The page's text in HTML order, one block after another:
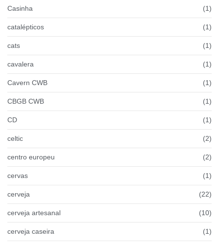
Casinha (1)
catalépticos (1)
cats (1)
cavalera (1)
Cavern CWB (1)
CBGB CWB (1)
CD (1)
celtic (2)
centro europeu (2)
cervas (1)
cerveja (22)
cerveja artesanal (10)
cerveja caseira (1)